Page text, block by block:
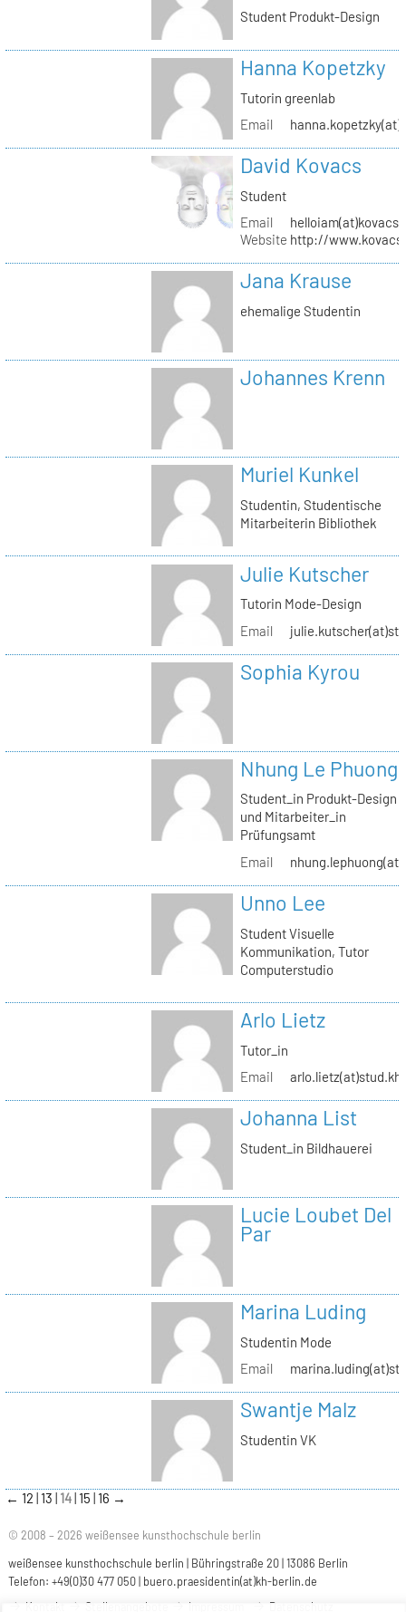
Student Produkt-Design
Hanna Kopetzky
Tutorin greenlab
Email
David Kovacs
Student
Email
Website http://
Jana Krause
ehemalige Studentin
Johannes Krenn
Muriel Kunkel
Studentin, Studentische
Mitarbeiterin Bibliothek
Julie Kutscher
Tutorin Mode-Design
Email
Sophia Kyrou
Nhung Le Phuong
Student_in Produkt-Design
und Mitarbeiter_in
Prüfungsamt
Email
Unno Lee
Student Visuelle
Kommunikation, Tutor
Computerstudio
Arlo Lietz
Tutor_in
Email
Johanna List
Student_in Bildhauerei
Lucie Loubet Del
Par
Marina Luding
Studentin Mode
Email
Swantje Malz
Studentin VK
← 12 13 14 15 16 →
© 2008 – 2026 weißensee kunsthochschule berlin
weißensee kunsthochschule berlin | Bühringstraße 20 | 13086 Berlin
Telefon: +49(0)30 477 050 | buero.praesidentin(at)kh-berlin.de
Kontakt
Stellenangebote Impressum Datenschutz